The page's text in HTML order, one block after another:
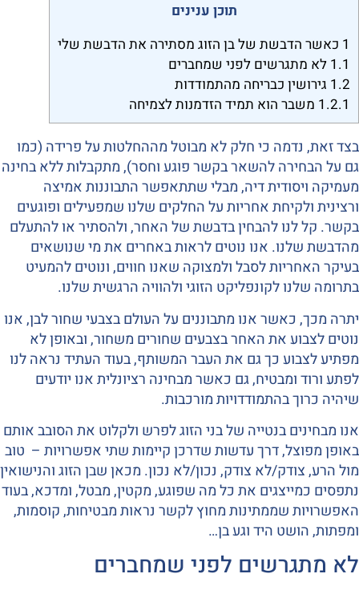
תוכן ענינים
1 כאשר הדבשת של בן הזוג מסתירה את הדבשת שלי
1.1 לא מתגרשים לפני שמחברים
1.2 גירושין כבריחה מהתמודדות
1.2.1 משבר הוא תמיד הזדמנות לצמיחה
בצד זאת, נדמה כי חלק לא מבוטל מההחלטות על פרידה (כמו
גם על הבחירה להשאר בקשר פוגע וחסר), מתקבלות ללא בחינה
מעמיקה ויסודית דיה, מבלי שתתאפשר התבוננות אמיצה
ורצינית ולקיחת אחריות על החלקים שלנו שמפעילים ופוגעים
בקשר. קל לנו להבחין בדבשת של האחר, ולהסתיר או להתעלם
מהדבשת שלנו. אנו נוטים לראות באחרים את מי שנושאים
בעיקר האחריות לסבל ולמצוקה שאנו חווים, ונוטים להמעיט
בתרומה שלנו לקונפליקט הזוגי ולהוויה הרגשית שלנו.
יתרה מכך, כאשר אנו מתבוננים על העולם בצבעי שחור לבן, אנו
נוטים לצבוע את האחר בצבעים שחורים משחור, ובאופן לא
מפתיע לצבוע כך גם את העבר המשותף, בעוד העתיד נראה לנו
לפתע ורוד ומבטיח, גם כאשר מבחינה רציונלית אנו יודעים
שיהיה כרוך בהתמודדויות מורכבות.
אנו מבחינים בנטייה של בני הזוג לפרש ולקלוט את הסובב אותם
באופן מפוצל, דרך עדשות שדרכן קיימות שתי אפשרויות – טוב
מול הרע, צודק/לא צודק, נכון/לא נכון. מכאן שבן הזוג והנישואין
נתפסים כמייצגים את כל מה שפוגע, מקטין, מבטל, ומדכא, בעוד
האפשרויות שממתינות מחוץ לקשר נראות מבטיחות, קוסמות,
ומפתות, הושט היד וגע בן…
לא מתגרשים לפני שמחברים